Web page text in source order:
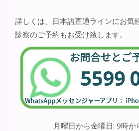
詳しくは、日本語直通ラインにお気
診察のご予約もお受け致します。
月曜日から金曜日: 9時